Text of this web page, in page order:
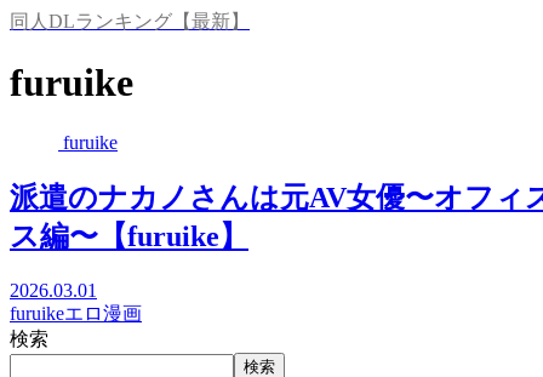
同人DLランキング【最新】
furuike
furuike
派遣のナカノさんは元AV女優〜オフィ
ス編〜【furuike】
2026.03.01
furuikeエロ漫画
検索
検索